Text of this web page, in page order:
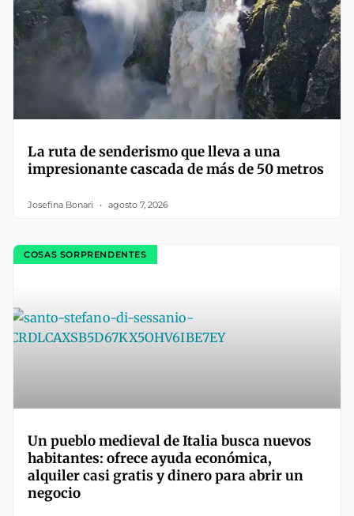
La ruta de senderismo que lleva a una
impresionante cascada de más de 50 metros
Josefina Bonari agosto 7, 2026
COSAS SORPRENDENTES
Un pueblo medieval de Italia busca nuevos
habitantes: ofrece ayuda económica,
alquiler casi gratis y dinero para abrir un
negocio